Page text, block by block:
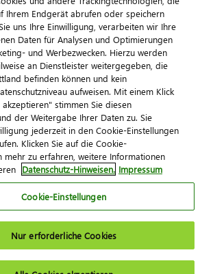
© 2026 DATEV eG
Ihrem Endgerät abrufen oder speichern
uns Ihre Einwilligung, verarbeiten wir Ihre
Daten für Analysen und Optimierungen
und Werbezwecken. Hierzu werden
an Dienstleister weitergegeben, die
befinden können und kein
aufweisen. Mit einem Klick
akzeptieren" stimmen Sie diesen
der Weitergabe Ihrer Daten zu. Sie
jederzeit in den Cookie-Einstellungen
Klicken Sie auf die Cookie-
mehr zu erfahren, weitere Informationen
Datenschutz-Hinweisen. Impressum
Cookie-Einstellungen
Nur erforderliche Cookies